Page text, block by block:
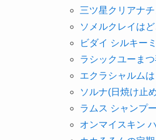
三ツ星クリアナ
ソメルクレイは
ビダイ シルキー
ラシックユーま
エクラシャルム
ソルナ(日焼け止
ラムス シャンプ
オンマイスキン